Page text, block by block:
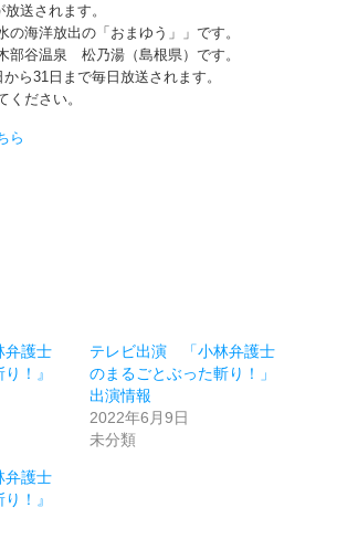
送されます。
の海洋放出の「おまゆう」」です。
部谷温泉 松乃湯（島根県）です。
ら31日まで毎日放送されます。
ください。
ら
護士
！』
テレビ出演 「小林弁護士
のまるごとぶった斬り！」
出演情報
2022年6月9日
未分類
護士
！』